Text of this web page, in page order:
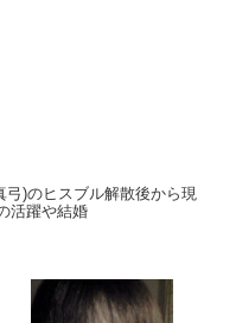
弓)のヒスブル解散後から現
活躍や結婚